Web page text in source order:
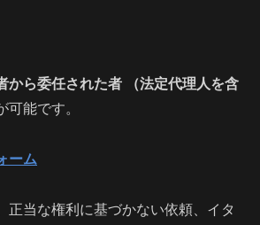
から委任された者 （法定代理人を含
能です。
ーム
正当な権利に基づかない依頼、イタ